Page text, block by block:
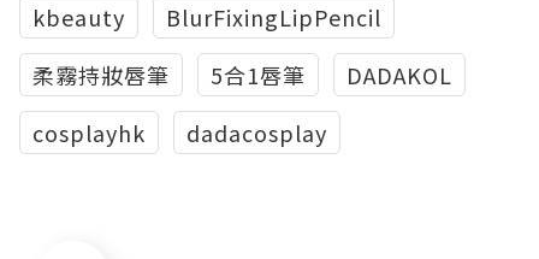
kbeauty
BlurFixingLipPencil
柔霧持妝唇筆
5合1唇筆
DADAKOL
cosplayhk
dadacosplay